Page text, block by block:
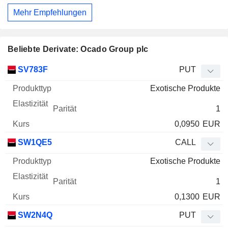
Mehr Empfehlungen
Beliebte Derivate: Ocado Group plc
WKN Typ
SV783F PUT
Exotische Produkte
1
0,0950 EUR
SW1QE5 CALL
Exotische Produkte
1
0,1300 EUR
SW2N4Q PUT